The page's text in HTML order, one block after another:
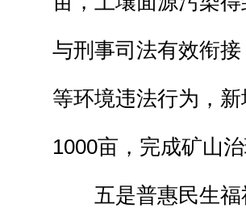
与刑事司法有效衔
等环境违法行为，
1000亩，完成矿山治
五是普惠民生